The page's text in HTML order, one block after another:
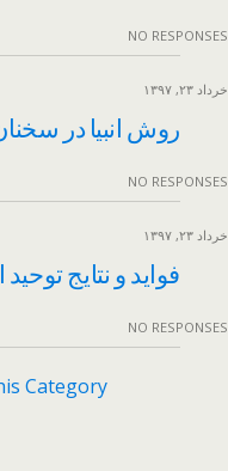
NO RESPONSES
خرداد ۲۳, ۱۳۹۷
روش انبیا در
NO RESPONSES
خرداد ۲۳, ۱۳۹۷
فواید و نتایج
NO RESPONSES
Category…